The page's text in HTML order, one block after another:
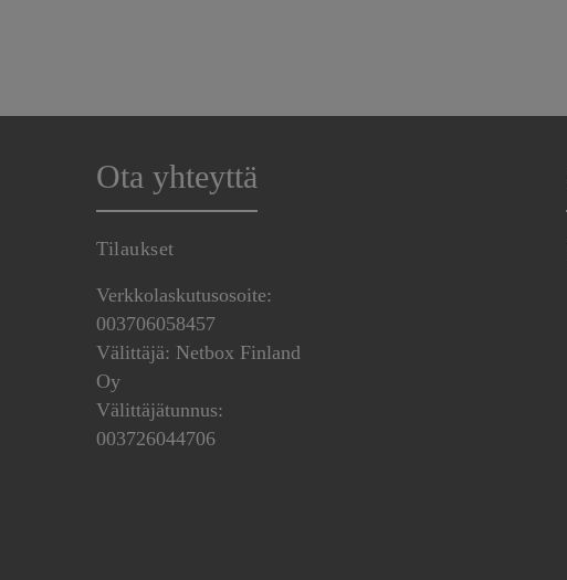
Ota yhteyttä
Tilaukset
Verkkolaskutusosoite:
003706058457
Välittäjä: Netbox Finland
Oy
Välittäjätunnus:
003726044706